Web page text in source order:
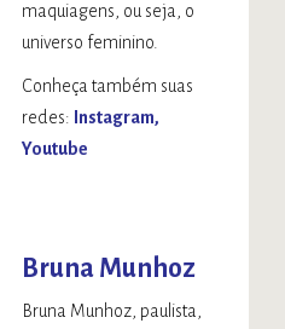
maquiagens, ou seja, o
universo feminino.​
Conheça também suas
redes: Instagram
Youtube
Bruna Munhoz
Bruna Munhoz, paulista,